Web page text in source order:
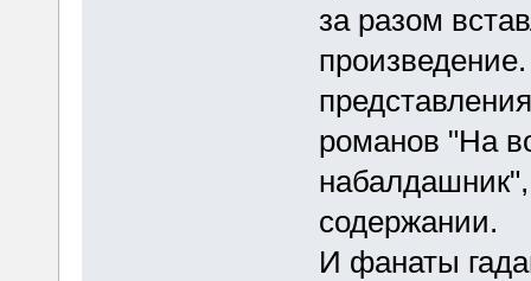
за разом
романов "На
набалдашник",
содержании.
И фанаты